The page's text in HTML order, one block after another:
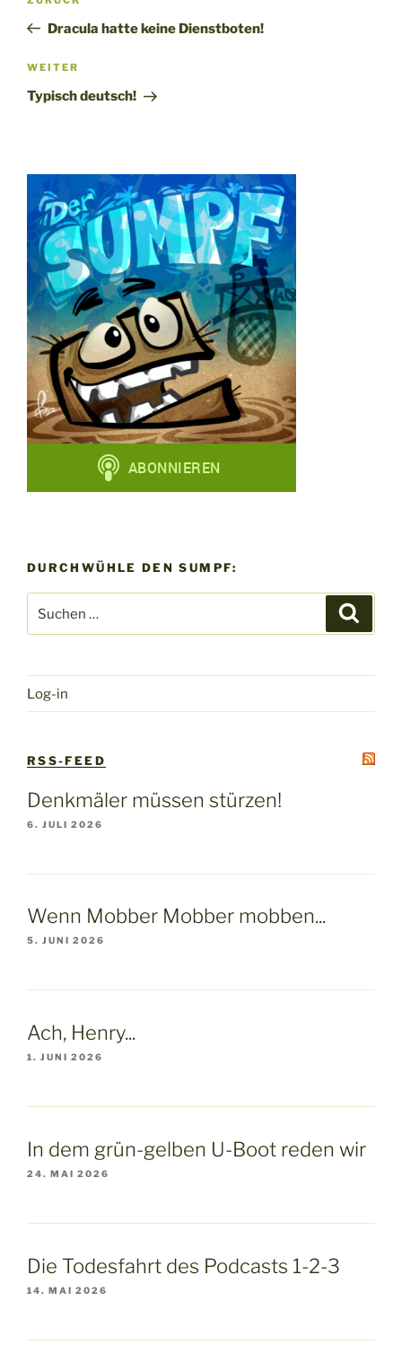
Beitrag
Dracula hatte keine Dienstboten!
Nächster
Beitrag
WEITER
Typisch deutsch!
DURCHWÜHLE DEN SUMPF:
nach:
Log-in
RSS-FEED
Denkmäler müssen stürzen!
6. JULI 2026
Wenn Mobber Mobber mobben...
5. JUNI 2026
Ach, Henry...
1. JUNI 2026
In dem grün-gelben U-Boot reden wir
24. MAI 2026
Die Todesfahrt des Podcasts 1-2-3
14. MAI 2026